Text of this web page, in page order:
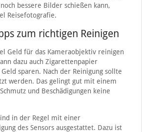
bessere Bilder schießen kann,
Reisefotografie.
zum richtigen Reinigen
Geld für das Kameraobjektiv reinigen
dazu auch Zigarettenpapier
sparen. Nach der Reinigung sollte
werden. Das gelingt gut mit einem
und Beschädigungen keine
in der Regel mit einer
des Sensors ausgestattet. Dazu ist